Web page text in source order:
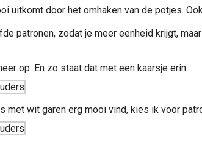
uitkomt door het omhaken van de potjes.
patronen, zodat je meer eenheid krijgt,
op. En zo staat dat met een kaarsje erin.
met wit garen erg mooi vind, kies ik voor